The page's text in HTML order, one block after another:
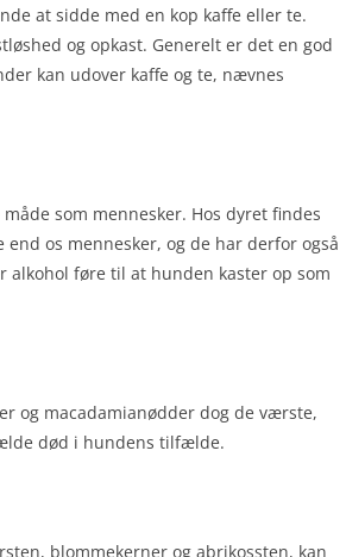
at sidde med en kop kaffe eller te.
og opkast. Generelt er det en god
kan udover kaffe og te, nævnes
som mennesker. Hos dyret findes
os mennesker, og de har derfor også
alkohol føre til at hunden kaster op som
og macadamianødder dog de værste,
død i hundens tilfælde.
blommekerner og abrikossten, kan